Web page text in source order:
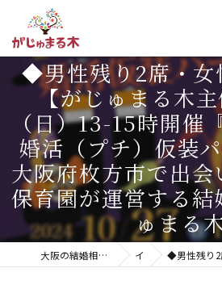
◆男性残り2席・女
【がじゅまる木
（日）13-15時開
婚活（プチ）仮装
大阪府枚方市で出
保育園が運営する結
ゅまる
大阪の結婚相談所｜20代・無料相談・明瞭な料金「がじゅまる木」【枚方市】 イベント ◆男性残り2席・女性残り1席！【がじゅまる木主催】10/27（